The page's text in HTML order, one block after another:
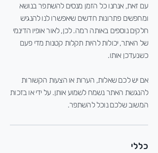
עם זאת, אנחנו כל הזמן מנסים להשתפר בנושא
ומחפשים פתרונות חדשים שיאפשרו לנו להנגיש
חלקים נוספים באותה רמה. לכן, לאור אופיו הדינמי
של האתר, יכולות להיות תקלות קטנות מדי פעם
כשנעדכן אותו.
אם יש לכם שאלות, הערות או הצעות הקשורות
להנגשת האתר נשמח לשמוע אותן. על ידי או בזכות
המשוב שלכם נוכל להשתפר.
כללי